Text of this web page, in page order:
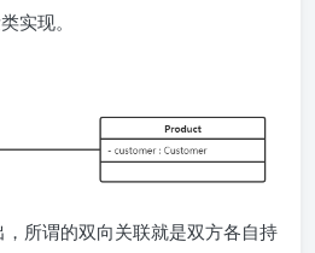
实现。
所谓的双向关联就是双方各自持